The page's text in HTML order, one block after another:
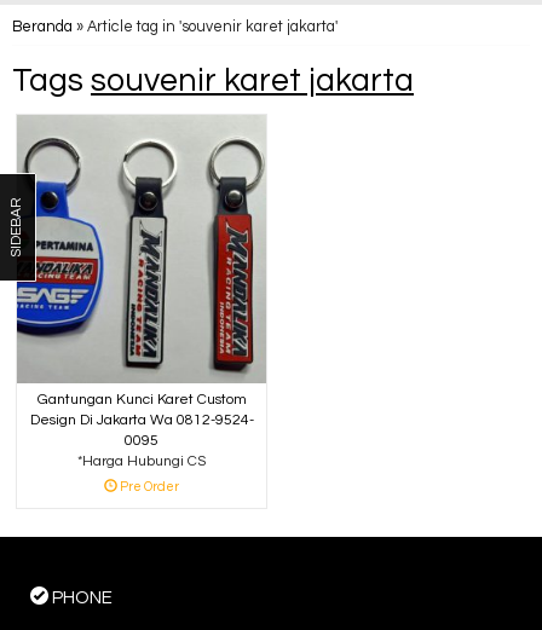
Beranda » Article tag in 'souvenir karet jakarta'
Tags souvenir karet jakarta
Gantungan Kunci Karet Custom
Design Di Jakarta Wa 0812-9524-
0095
*Harga Hubungi CS
Pre Order
SIDEBAR
PHONE